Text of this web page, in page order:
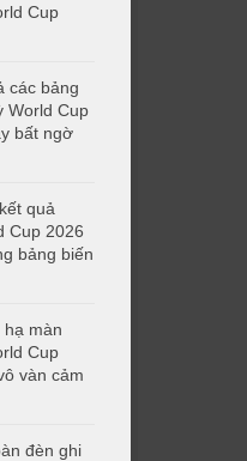
Cup
các bảng
World Cup
bất ngờ
quả
Cup 2026
bảng biến
màn
Cup
vàn cảm
đèn ghi